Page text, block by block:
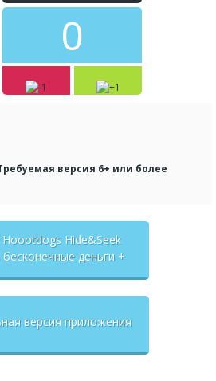
0
версия 6+ или более
Hoootdogs Hide&Seek
деньги +
версия приложения